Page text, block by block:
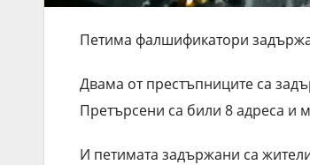
Петима фалшификатори
Двама от престъпниците са
Претърсени са били 8 адреса и
И петимата задържани са